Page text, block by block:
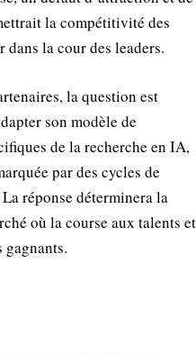
la compétitivité des
la cour des leaders.
la question est
son modèle de
de la recherche en IA,
par des cycles de
réponse déterminera la
où la course aux talents et